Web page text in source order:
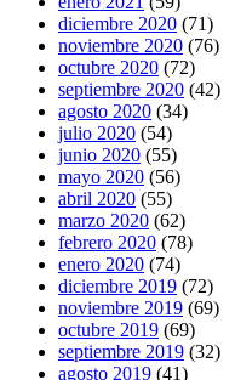
diciembre 2020 (71)
noviembre 2020 (76)
octubre 2020 (72)
septiembre 2020 (42)
agosto 2020 (34)
julio 2020 (54)
junio 2020 (55)
mayo 2020 (56)
abril 2020 (55)
marzo 2020 (62)
febrero 2020 (78)
enero 2020 (74)
diciembre 2019 (72)
noviembre 2019 (69)
octubre 2019 (69)
septiembre 2019 (32)
agosto 2019 (41)